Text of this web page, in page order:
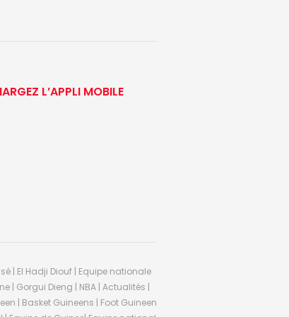
L’APPLI MOBILE
| El Hadji Diouf | Equipe nationale
| Gorgui Dieng | NBA | Actualités |
| Basket Guineens | Foot Guineen